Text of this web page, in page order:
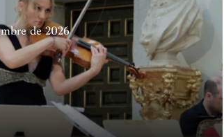
de 2026